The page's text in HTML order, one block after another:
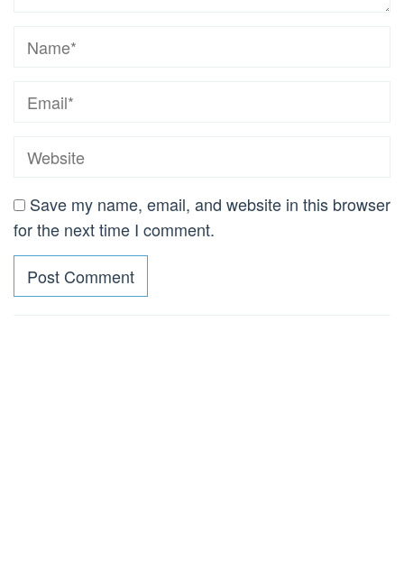
Save my name, email, and website in this browser
for the next time I comment.